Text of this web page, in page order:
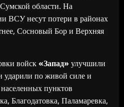
области. На
ВСУ несут потери в районах
Сосновый Бор и Верхняя
войск«Запад» улучшили
ударили по живой силе и
пунктов
Благодатовка, Паламаревка,